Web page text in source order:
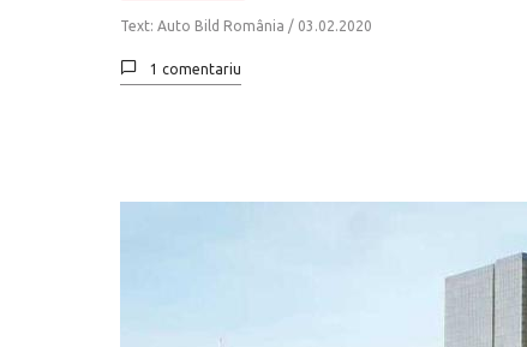
Text: Auto Bild România / 03.02.2020
1 comentariu